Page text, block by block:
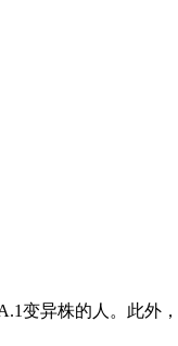
变异株的人。此